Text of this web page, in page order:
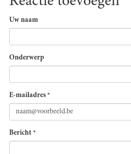
Uw naam
Onderwerp
E-mailadres *
Bericht *